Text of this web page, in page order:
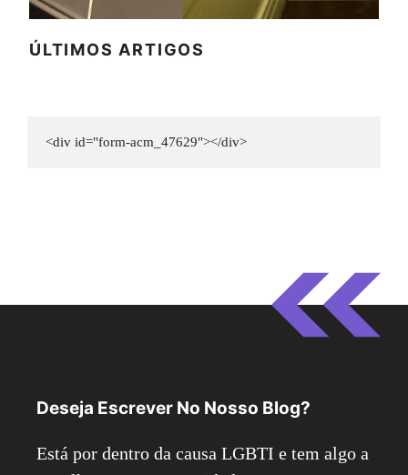
ÚLTIMOS ARTIGOS
<div id="form-acm_47629"></div>
Deseja Escrever No Nosso Blog?
Está por dentro da causa LGBTI e tem algo a